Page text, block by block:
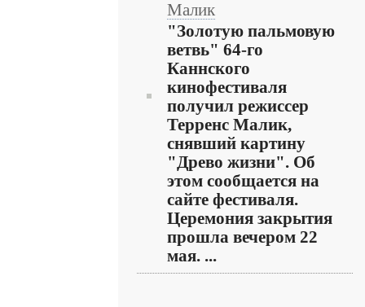
Малик
"Золотую пальмовую
ветвь" 64-го
Каннского
кинофестиваля
получил режиссер
Терренс Малик,
снявший картину
"Древо жизни". Об
этом сообщается на
сайте фестиваля.
Церемония закрытия
прошла вечером 22
мая. ...